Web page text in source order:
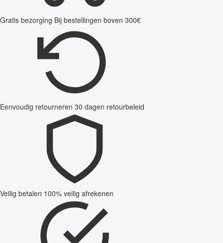
Gratis bezorging Bij bestellingen boven 300€
Eenvoudig retourneren 30 dagen retourbeleid
Veilig betalen 100% veilig afrekenen